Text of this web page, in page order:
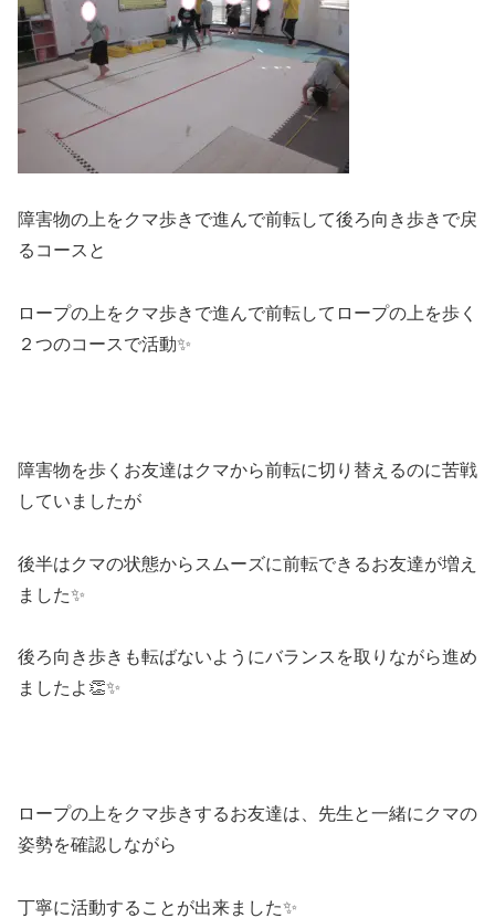
障害物の上をクマ歩きで進んで前転して後ろ向き歩きで戻
るコースと
ロープの上をクマ歩きで進んで前転してロープの上を歩く
２つのコースで活動✨
障害物を歩くお友達はクマから前転に切り替えるのに苦戦
していましたが
後半はクマの状態からスムーズに前転できるお友達が増え
ました✨
後ろ向き歩きも転ばないようにバランスを取りながら進め
ましたよ👏✨
ロープの上をクマ歩きするお友達は、先生と一緒にクマの
姿勢を確認しながら
丁寧に活動することが出来ました✨